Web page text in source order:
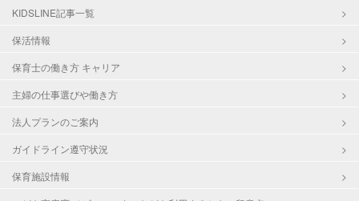
KIDSLINE記事一覧
保活情報
保育士の働き方 キャリア
主婦の仕事選びや働き方
法人プランのご案内
ガイドライン遵守状況
保育施設情報